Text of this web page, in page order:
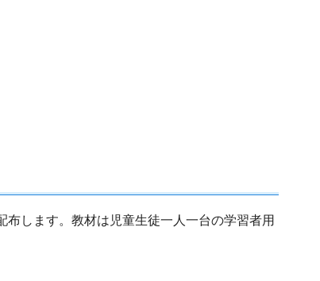
します。教材は児童生徒一人一台の学習者用